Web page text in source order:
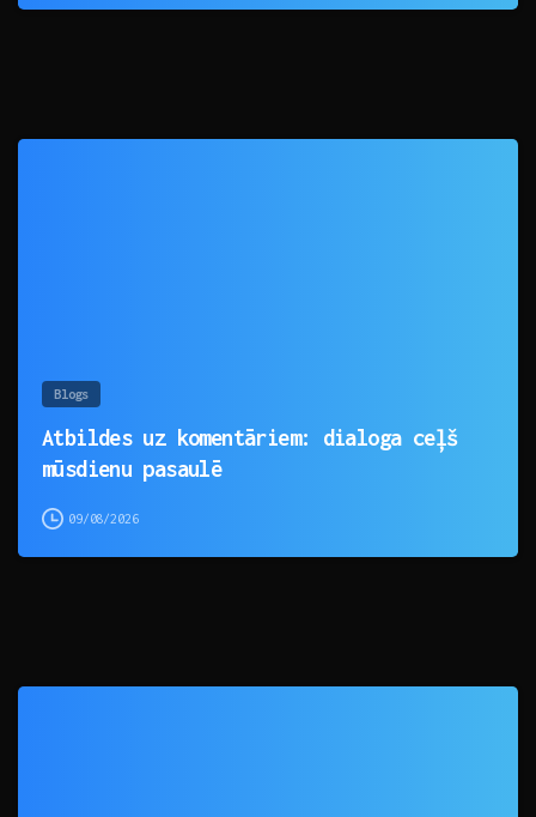
Blogs
Atbildes uz komentāriem: dialoga ceļš
mūsdienu pasaulē
09/08/2026